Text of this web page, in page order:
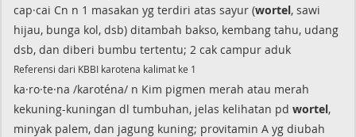
cap·cai Cn n 1 masakan yg terdiri atas sayur (wortel, sawi
hijau, bunga kol, dsb) ditambah bakso, kembang tahu, udang
dsb, dan diberi bumbu tertentu; 2 cak campur aduk
Referensi dari KBBI karotena kalimat ke 1
ka·ro·te·na /karoténa/ n Kim pigmen merah atau merah
kekuning-kuningan dl tumbuhan, jelas kelihatan pd wortel,
minyak palem, dan jagung kuning; provitamin A yg diubah